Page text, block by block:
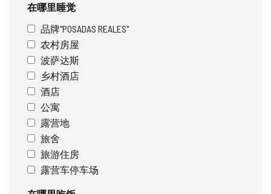
在哪里睡觉
品牌"POSADAS REALES"
农村房屋
波萨达斯
乡村酒店
酒店
公寓
露营地
旅舍
旅游住房
露营车停车场